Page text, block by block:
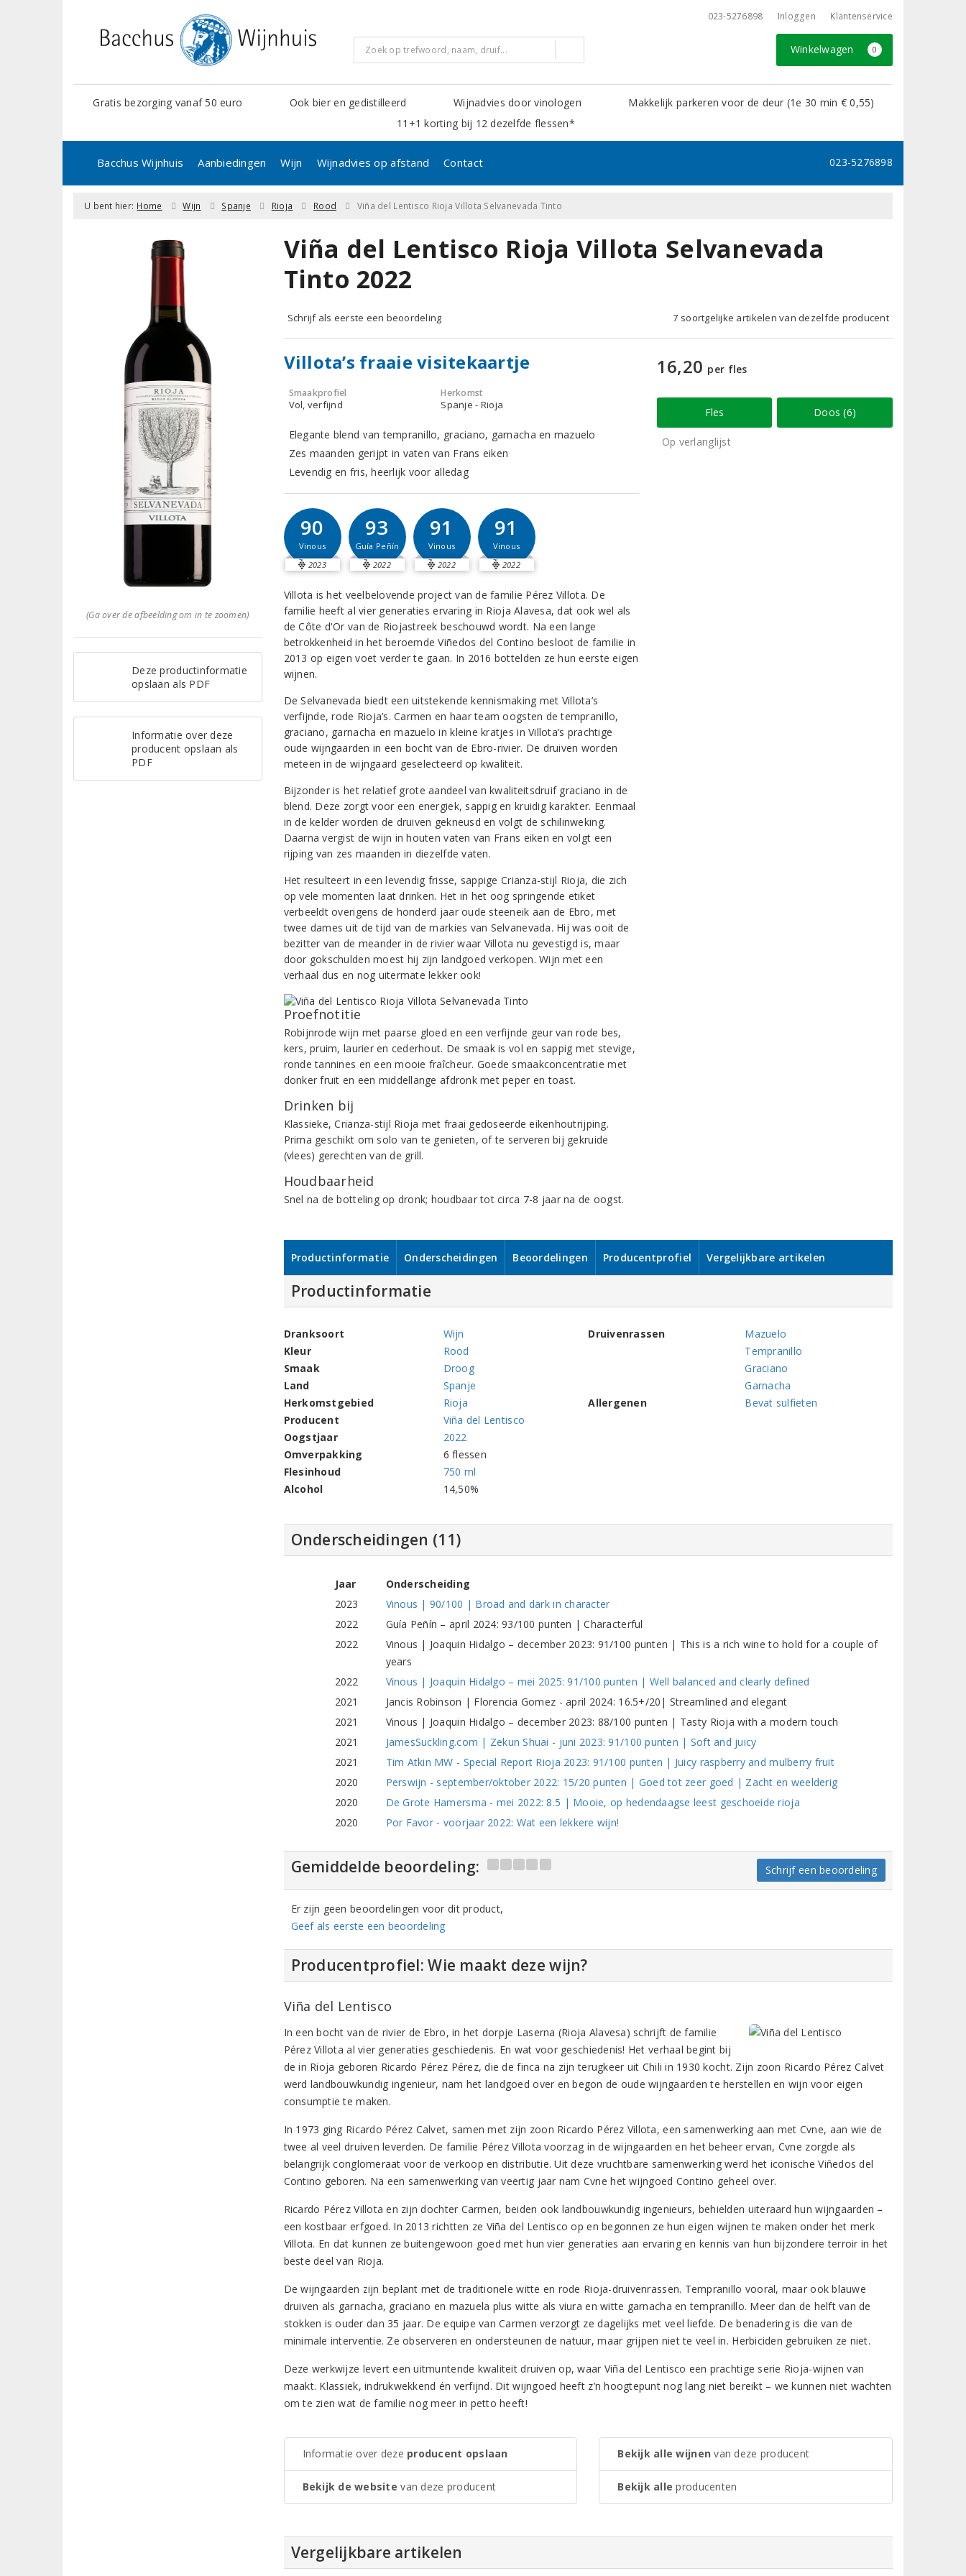
023-5276898 Inloggen Klantenservice
Winkelwagen 0
Gratis bezorging vanaf 50 euro Ook bier en gedistilleerd Wijnadvies door vinologen
Makkelijk parkeren voor de deur (1e 30 min € 0,55)
11+1 korting bij 12 dezelfde flessen*
Bacchus Wijnhuis Aanbiedingen Wijn Wijnadvies op afstand Contact 023-5276898
U bent hier: Home Wijn Spanje Rioja Rood Viña del Lentisco Rioja Villota Selvanevada Tinto
(Ga over de afbeelding om in te zoomen)
Deze productinformatie
opslaan als PDF
Informatie over deze
producent opslaan als
PDF
Viña del Lentisco Rioja Villota Selvanevada
Tinto 2022
Schrijf als eerste een beoordeling 7 soortgelijke artikelen van dezelfde producent
Villota’s fraaie visitekaartje
Smaakprofiel
Vol, verfijnd
Herkomst
Spanje - Rioja
Elegante blend van tempranillo, graciano, garnacha en mazuelo
Zes maanden gerijpt in vaten van Frans eiken
Levendig en fris, heerlijk voor alledag
90
Vinous
2023
93
Guía Peñín
2022
91
Vinous
2022
91
Vinous
2022
Villota is het veelbelovende project van de familie Pérez Villota. De
familie heeft al vier generaties ervaring in Rioja Alavesa, dat ook wel als
de Côte d'Or van de Riojastreek beschouwd wordt. Na een lange
betrokkenheid in het beroemde Viñedos del Contino besloot de familie in
2013 op eigen voet verder te gaan. In 2016 bottelden ze hun eerste eigen
wijnen.
De Selvanevada biedt een uitstekende kennismaking met Villota’s
verfijnde, rode Rioja’s. Carmen en haar team oogsten de tempranillo,
graciano, garnacha en mazuelo in kleine kratjes in Villota’s prachtige
oude wijngaarden in een bocht van de Ebro-rivier. De druiven worden
meteen in de wijngaard geselecteerd op kwaliteit.
Bijzonder is het relatief grote aandeel van kwaliteitsdruif graciano in de
blend. Deze zorgt voor een energiek, sappig en kruidig karakter. Eenmaal
in de kelder worden de druiven gekneusd en volgt de schilinweking.
Daarna vergist de wijn in houten vaten van Frans eiken en volgt een
rijping van zes maanden in diezelfde vaten.
Het resulteert in een levendig frisse, sappige Crianza-stijl Rioja, die zich
op vele momenten laat drinken. Het in het oog springende etiket
verbeeldt overigens de honderd jaar oude steeneik aan de Ebro, met
twee dames uit de tijd van de markies van Selvanevada. Hij was ooit de
bezitter van de meander in de rivier waar Villota nu gevestigd is, maar
door gokschulden moest hij zijn landgoed verkopen. Wijn met een
verhaal dus en nog uitermate lekker ook!
Proefnotitie
Robijnrode wijn met paarse gloed en een verfijnde geur van rode bes,
kers, pruim, laurier en cederhout. De smaak is vol en sappig met stevige,
ronde tannines en een mooie fraîcheur. Goede smaakconcentratie met
donker fruit en een middellange afdronk met peper en toast.
Drinken bij
Klassieke, Crianza-stijl Rioja met fraai gedoseerde eikenhoutrijping.
Prima geschikt om solo van te genieten, of te serveren bij gekruide
(vlees) gerechten van de grill.
Houdbaarheid
Snel na de botteling op dronk; houdbaar tot circa 7-8 jaar na de oogst.
16,20 per fles
Fles Doos (6)
Op verlanglijst
Productinformatie Onderscheidingen Beoordelingen Producentprofiel Vergelijkbare artikelen
Productinformatie
Dranksoort
Wijn
Kleur
Rood
Smaak
Droog
Land
Spanje
Herkomstgebied
Rioja
Producent
Viña del Lentisco
Oogstjaar
2022
Omverpakking
6 flessen
Flesinhoud
750 ml
Alcohol
14,50%
Druivenrassen
Mazuelo
Tempranillo
Graciano
Garnacha
Allergenen
Bevat sulfieten
Onderscheidingen (11)
Jaar
Onderscheiding
2023
Vinous | 90/100 | Broad and dark in character
2022
Guía Peñín – april 2024: 93/100 punten | Characterful
2022
Vinous | Joaquin Hidalgo – december 2023: 91/100 punten | This is a rich wine to hold for a couple of
years
2022
Vinous | Joaquin Hidalgo – mei 2025: 91/100 punten | Well balanced and clearly defined
2021
Jancis Robinson | Florencia Gomez - april 2024: 16.5+/20| Streamlined and elegant
2021
Vinous | Joaquin Hidalgo – december 2023: 88/100 punten | Tasty Rioja with a modern touch
2021
JamesSuckling.com | Zekun Shuai - juni 2023: 91/100 punten | Soft and juicy
2021
Tim Atkin MW - Special Report Rioja 2023: 91/100 punten | Juicy raspberry and mulberry fruit
2020
Perswijn - september/oktober 2022: 15/20 punten | Goed tot zeer goed | Zacht en weelderig
2020
De Grote Hamersma - mei 2022: 8.5 | Mooie, op hedendaagse leest geschoeide rioja
2020
Por Favor - voorjaar 2022: Wat een lekkere wijn!
Gemiddelde beoordeling: Schrijf een beoordeling
Er zijn geen beoordelingen voor dit product,
Geef als eerste een beoordeling
Producentprofiel: Wie maakt deze wijn?
Viña del Lentisco
In een bocht van de rivier de Ebro, in het dorpje Laserna (Rioja Alavesa) schrijft de familie
Pérez Villota al vier generaties geschiedenis. En wat voor geschiedenis! Het verhaal begint bij
de in Rioja geboren Ricardo Pérez Pérez, die de finca na zijn terugkeer uit Chili in 1930 kocht. Zijn zoon Ricardo Pérez Calvet
werd landbouwkundig ingenieur, nam het landgoed over en begon de oude wijngaarden te herstellen en wijn voor eigen
consumptie te maken.
In 1973 ging Ricardo Pérez Calvet, samen met zijn zoon Ricardo Pérez Villota, een samenwerking aan met Cvne, aan wie de
twee al veel druiven leverden. De familie Pérez Villota voorzag in de wijngaarden en het beheer ervan, Cvne zorgde als
belangrijk conglomeraat voor de verkoop en distributie. Uit deze vruchtbare samenwerking werd het iconische Viñedos del
Contino geboren. Na een samenwerking van veertig jaar nam Cvne het wijngoed Contino geheel over.
Ricardo Pérez Villota en zijn dochter Carmen, beiden ook landbouwkundig ingenieurs, behielden uiteraard hun wijngaarden –
een kostbaar erfgoed. In 2013 richtten ze Viña del Lentisco op en begonnen ze hun eigen wijnen te maken onder het merk
Villota. En dat kunnen ze buitengewoon goed met hun vier generaties aan ervaring en kennis van hun bijzondere terroir in het
beste deel van Rioja.
De wijngaarden zijn beplant met de traditionele witte en rode Rioja-druivenrassen. Tempranillo vooral, maar ook blauwe
druiven als garnacha, graciano en mazuela plus witte als viura en witte garnacha en tempranillo. Meer dan de helft van de
stokken is ouder dan 35 jaar. De equipe van Carmen verzorgt ze dagelijks met veel liefde. De benadering is die van de
minimale interventie. Ze observeren en ondersteunen de natuur, maar grijpen niet te veel in. Herbiciden gebruiken ze niet.
Deze werkwijze levert een uitmuntende kwaliteit druiven op, waar Viña del Lentisco een prachtige serie Rioja-wijnen van
maakt. Klassiek, indrukwekkend én verfijnd. Dit wijngoed heeft z’n hoogtepunt nog lang niet bereikt – we kunnen niet wachten
om te zien wat de familie nog meer in petto heeft!
Informatie over deze producent opslaan
Bekijk de website van deze producent
Bekijk alle wijnen van deze producent
Bekijk alle producenten
Vergelijkbare artikelen